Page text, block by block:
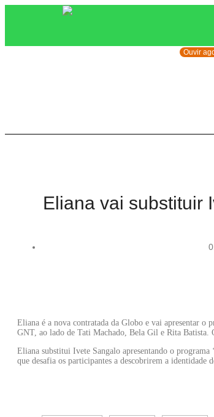
Ouvir
Eliana vai substituir
Eliana é a nova contratada da Globo e vai apresentar o
GNT, ao lado de Tati Machado, Bela Gil e Rita Batista.
Eliana substitui Ivete Sangalo apresentando o
que desafia os participantes a descobrirem a identidade